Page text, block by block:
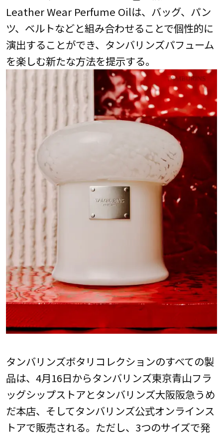
Leather Wear Perfume Oilは、バッグ、パン
ツ、ベルトなどと組み合わせることで個性的に
演出することができ、タンバリンズパフューム
を楽しむ新たな方法を提示する。
タンバリンズボタリコレクションのすべての製
品は、4月16日からタンバリンズ東京青山フラ
ッグシップストアとタンバリンズ大阪阪急うめ
だ本店、そしてタンバリンズ公式オンラインス
トアで販売される。ただし、3つのサイズで発